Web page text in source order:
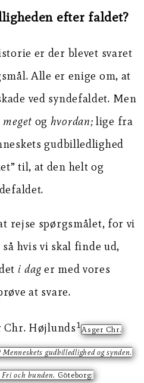
efter faldet?
er der blevet svaret
Alle er enige om, at
ved syndefaldet. Men
og hvordan; lige fra
gudbilledlighed
til, at den helt og
rejse spørgsmålet, for vi
hvis vi skal finde ud,
i dag er med vores
at svare.
Chr. Højlunds1Asger Chr.
Menneskets gudbilledlighed og synden.
Fri och bunden. Göteborg: